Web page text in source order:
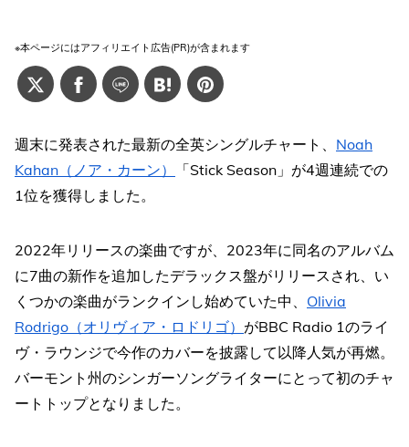
※本ページにはアフィリエイト広告(PR)が含まれます
週末に発表された最新の全英シングルチャート、 Noah
Kahan（ノア・カーン）
「Stick Season」が4週連続での
1位を獲得しました。
2022年リリースの楽曲ですが、2023年に同名のアルバム
に7曲の新作を追加したデラックス盤がリリースされ、い
くつかの楽曲がランクインし始めていた中、 Olivia
Rodrigo（オリヴィア・ロドリゴ） がBBC Radio 1のライ
ヴ・ラウンジで今作のカバーを披露して以降人気が再燃。
バーモント州のシンガーソングライターにとって初のチャ
ートトップとなりました。